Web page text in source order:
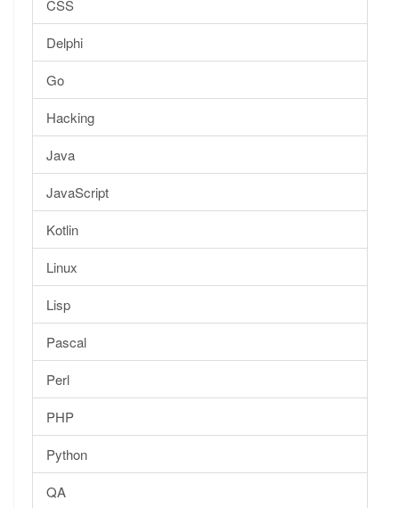
CSS
Delphi
Go
Hacking
Java
JavaScript
Kotlin
Linux
Lisp
Pascal
Perl
PHP
Python
QA